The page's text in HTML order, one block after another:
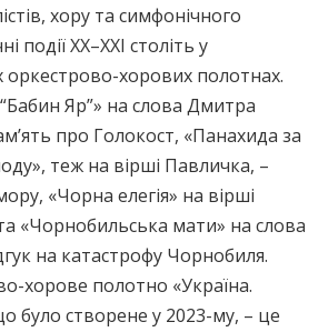
хору та симфонічного
події ХХ–ХХІ століть у
хорових полотнах.
Яр”» на слова Дмитра
про Голокост, «Панахида за
теж на вірші Павличка, –
«Чорна елегія» на вірші
«Чорнобильська мати» на слова
на катастрофу Чорнобиля.
хорове полотно «Україна.
було створене у 2023-му, – це